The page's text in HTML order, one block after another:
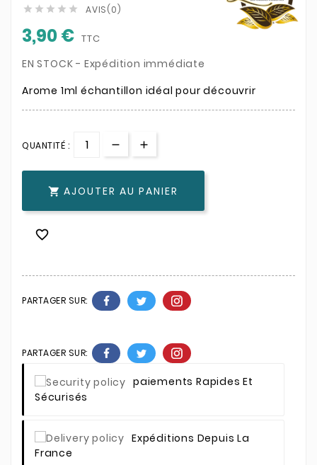
     AVIS(0)
3,90 € TTC
EN STOCK - Expédition immédiate
Arome 1ml échantillon idéal pour découvrir
QUANTITÉ :
 AJOUTER AU PANIER

PARTAGER SUR:
PARTAGER SUR:
Paiements Rapides Et
Sécurisés
Expéditions Depuis La
France